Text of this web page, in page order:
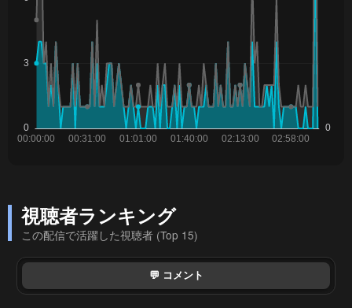
視聴者ランキング
この配信で活躍した視聴者 (Top 15)
💬 コメント